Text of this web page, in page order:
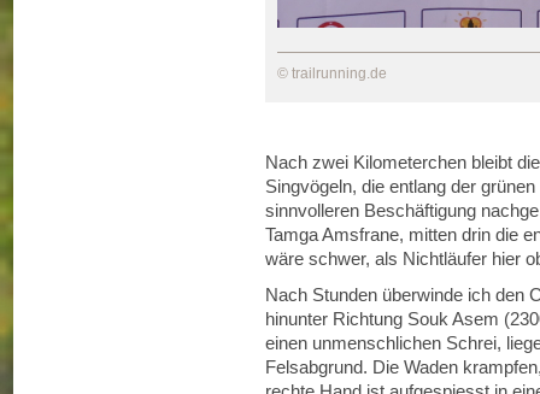
© trailrunning.de
Nach zwei Kilometerchen bleibt
Singvögeln, die entlang der
sinnvolleren Beschäftigung
Tamga Amsfrane, mitten drin die
wäre schwer, als Nichtläufer hier
Nach Stunden überwinde ich den
hinunter Richtung Souk Asem
einen unmenschlichen Schrei,
Felsabgrund. Die Waden